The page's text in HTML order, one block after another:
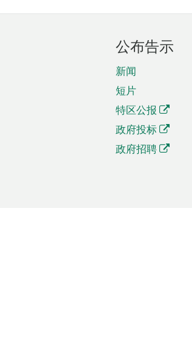
公布告示
新闻
短片
特区公报
政府投标
政府招聘